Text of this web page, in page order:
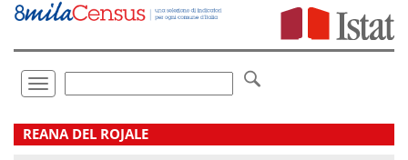
Vai
direttamente
Toggle
navigation
.
REANA DEL ROJALE